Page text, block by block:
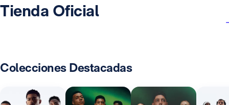
Tienda Oficial
Colecciones Destacadas